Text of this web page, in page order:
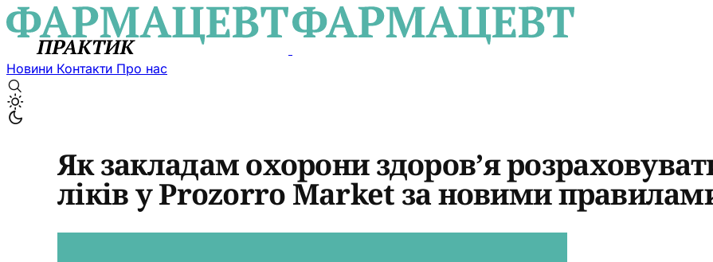
Новини Контакти Про нас
Як закладам охорони здоров’я
ліків у Prozorro Market за новими